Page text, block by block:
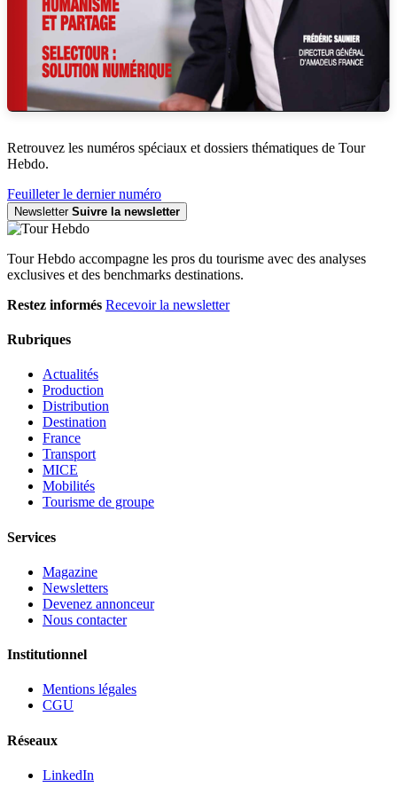
Retrouvez les numéros spéciaux et dossiers thématiques de Tour
Hebdo.
Feuilleter le dernier numéro
Newsletter Suivre la newsletter
Tour Hebdo accompagne les pros du tourisme avec des analyses
exclusives et des benchmarks destinations.
Restez informés Recevoir la newsletter
Rubriques
Actualités
Production
Distribution
Destination
France
Transport
MICE
Mobilités
Tourisme de groupe
Services
Magazine
Newsletters
Devenez annonceur
Nous contacter
Institutionnel
Mentions légales
CGU
Réseaux
LinkedIn